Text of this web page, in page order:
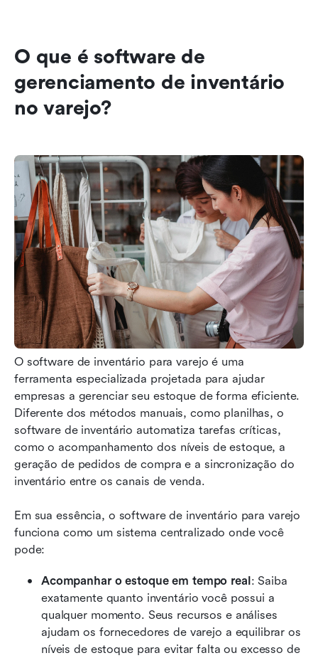
O que é software de
gerenciamento de inventário
no varejo?
O software de inventário para varejo é uma
ferramenta especializada projetada para ajudar
empresas a gerenciar seu estoque de forma eficiente.
Diferente dos métodos manuais, como planilhas, o
software de inventário automatiza tarefas críticas,
como o acompanhamento dos níveis de estoque, a
geração de pedidos de compra e a sincronização do
inventário entre os canais de venda.
Em sua essência, o software de inventário para varejo
funciona como um sistema centralizado onde você
pode:
Acompanhar o estoque em tempo real: Saiba
exatamente quanto inventário você possui a
qualquer momento. Seus recursos e análises
ajudam os fornecedores de varejo a equilibrar os
níveis de estoque para evitar falta ou excesso de